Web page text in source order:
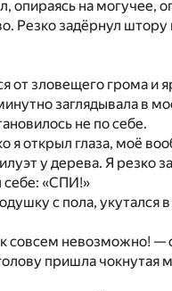
опираясь на могучее,
Резко задёрнул штору
от зловещего грома и
заглядывала в
не по себе.
я открыл глаза, моё
у дерева. Я резко
себе: «СПИ!»
с пола, укутался
совсем невозможно! —
пришла чокнутая